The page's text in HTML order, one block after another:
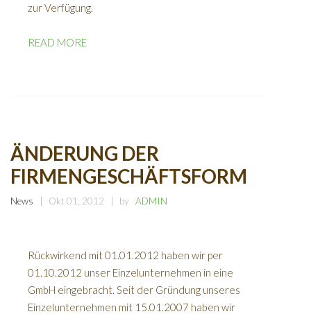
zur Verfügung.
READ MORE
ÄNDERUNG DER
FIRMENGESCHÄFTSFORM
News Okt 01, 2012 by ADMIN
Rückwirkend mit 01.01.2012 haben wir per
01.10.2012 unser Einzelunternehmen in eine
GmbH eingebracht. Seit der Gründung unseres
Einzelunternehmen mit 15.01.2007 haben wir